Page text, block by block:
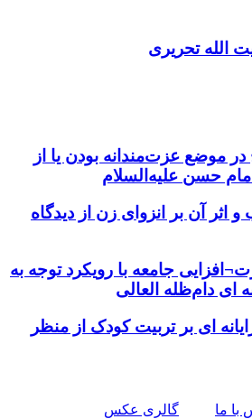
الله تحریری
در موضع عزت‌مندانه بودن یا از
حسن علیه‌السلام
آن بر انزوای زن از دیدگاه
جامعه با رویکرد توجه به
ای دام‌ظله العالی
ای بر تربیت کودک از منظر
با ما گالری عکس